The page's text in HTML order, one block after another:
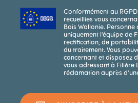
Conformément au
recueillies vous
Bois Wallonie.
uniquement l’équipe de
rectification, de
du traitement. Vous
concernant et disposez
vous adressant à Filière
réclamation auprès